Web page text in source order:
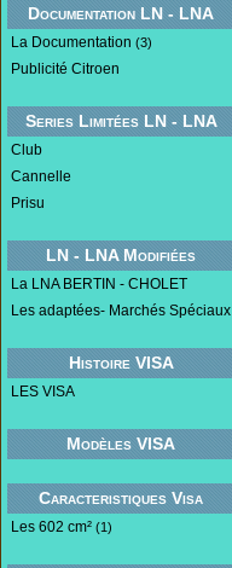
Documentation LN - LNA
La Documentation (3)
Publicité Citroen
Series Limitées LN - LNA
Club
Cannelle
Prisu
LN - LNA Modifiées
La LNA BERTIN - CHOLET
Les adaptées- Marchés Spéciaux
Histoire VISA
LES VISA
Modèles VISA
Caracteristiques Visa
Les 602 cm² (1)